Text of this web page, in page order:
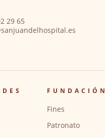
29 65
FUNDACIÓN
Fines
Patronato